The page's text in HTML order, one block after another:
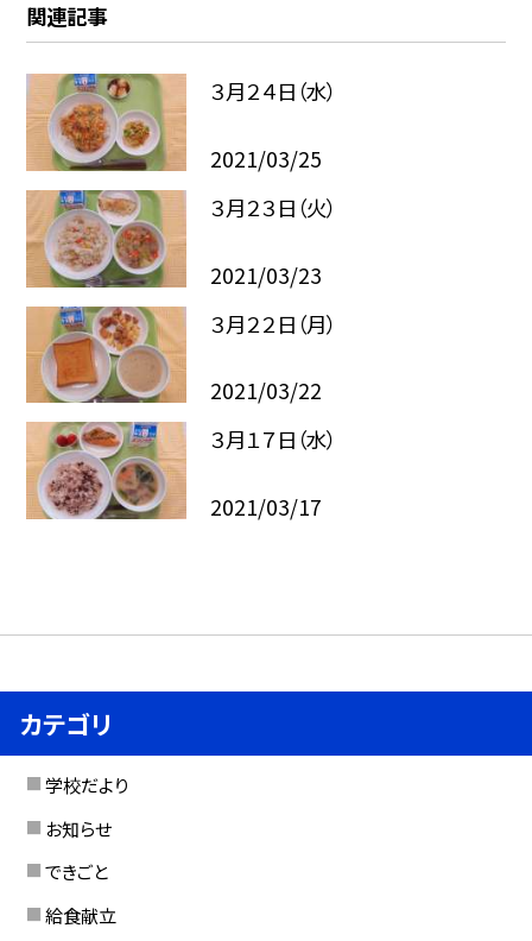
関連記事
３月２４日（水）
2021/03/25
３月２３日（火）
2021/03/23
３月２２日（月）
2021/03/22
３月１７日（水）
2021/03/17
カテゴリ
学校だより
お知らせ
できごと
給食献立